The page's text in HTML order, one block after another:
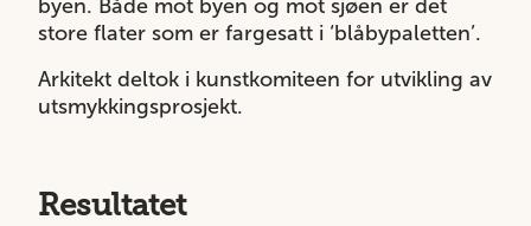
byen. Både mot byen og mot sjøen er det
store flater som er fargesatt i ‘blåbypaletten’.
Arkitekt deltok i kunstkomiteen for utvikling av
utsmykkingsprosjekt.
Resultatet